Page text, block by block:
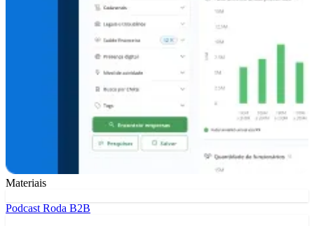
Materiais
Podcast Roda B2B